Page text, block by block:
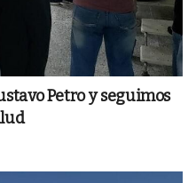
Petro y seguimos